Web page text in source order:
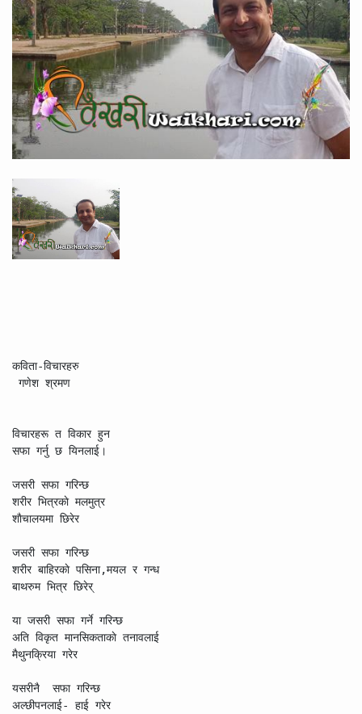
कविता-विचारहरु
गणेश श्रमण
विचारहरू त विकार हुन
सफा गर्नु छ यिनलाई।
जसरी सफा गरिन्छ
शरीर भित्रकाे मलमुत्र
शाैचालयमा छिरेर
जसरी सफा गरिन्छ
शरीर बाहिरकाे पसिना,मयल र गन्ध
बाथरुम भित्र छिरेर्
या जसरी सफा गर्ने गरिन्छ
अति विकृत मानसिकताकाे तनावलाई
मैथुनक्रिया गरेर
यसरीनै  सफा गरिन्छ
अल्छीपनलाई- हाई गरेर